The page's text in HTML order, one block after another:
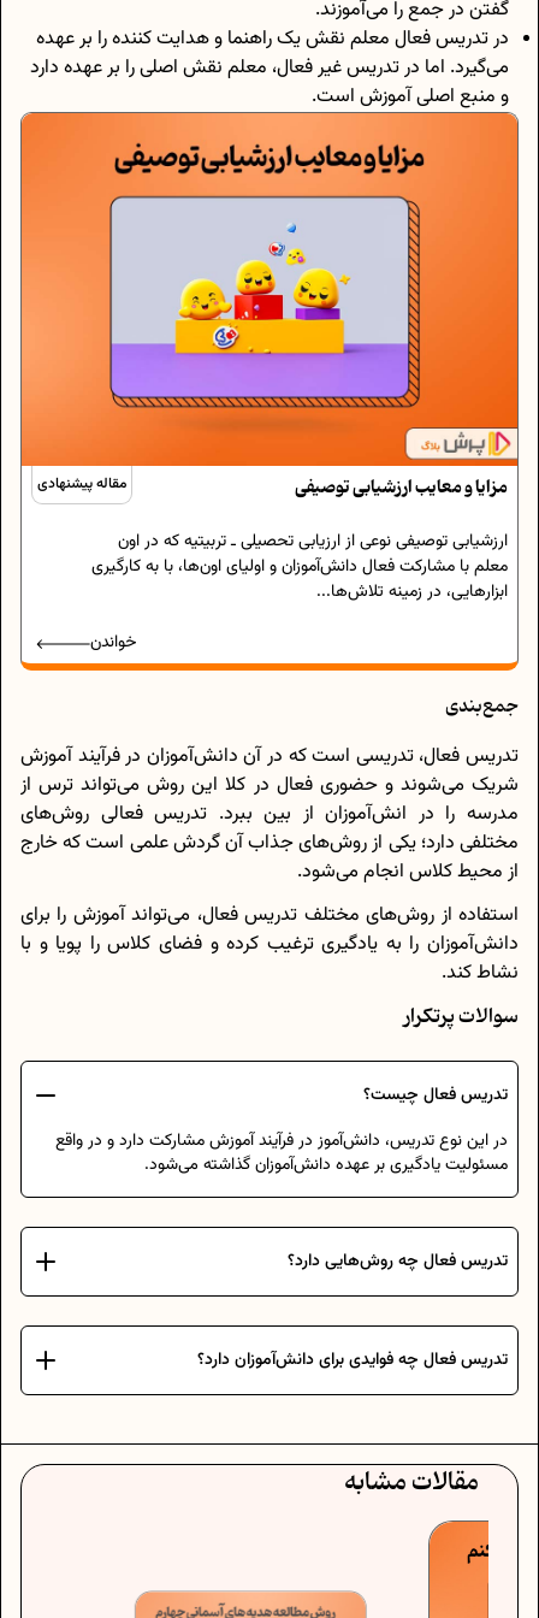
گفتن در جمع را می‌آموزند.
در تدریس فعال معلم نقش یک راهنما و هدایت کننده را بر عهده
می‌گیرد. اما در تدریس غیر فعال، معلم نقش اصلی را بر عهده دارد
و منبع اصلی آموزش است.
مقاله پیشنهادی مزایا و معایب ارزشیابی توصیفی
ارزشیابی توصیفی نوعی از ارزیابی تحصیلی ـ تربیتیه که در اون
معلم با مشارکت فعال دانش‌آموزان و اولیای اون‌ها، با به کارگیری
ابزارهایی، در زمینه تلاش‌ها...
خواندن
جمع‌بندی
تدریس فعال، تدریسی است که در آن دانش‌آموزان در فرآیند آموزش
شریک می‌شوند و حضوری فعال در کلا این روش می‌تواند ترس از
مدرسه را در انش‌آموزان از بین ببرد. تدریس فعالی روش‌های
مختلفی دارد؛ یکی از روش‌های جذاب آن گردش علمی است که خارج
از محیط کلاس انجام می‌شود.
استفاده از روش‌های مختلف تدریس فعال، می‌تواند آموزش را برای
دانش‌آموزان را به یادگیری ترغیب کرده و فضای کلاس را پویا و با
نشاط کند.
سوالات پرتکرار
تدریس فعال چیست؟
در این نوع تدریس، دانش‌آموز در فرآیند آموزش مشارکت دارد و در واقع
مسئولیت یادگیری بر عهده دانش‌آموزان گذاشته می‌شود.
تدریس فعال چه روش‌هایی دارد؟
تدریس فعال چه فوایدی برای دانش‌آموزان دارد؟
مقالات مشابه